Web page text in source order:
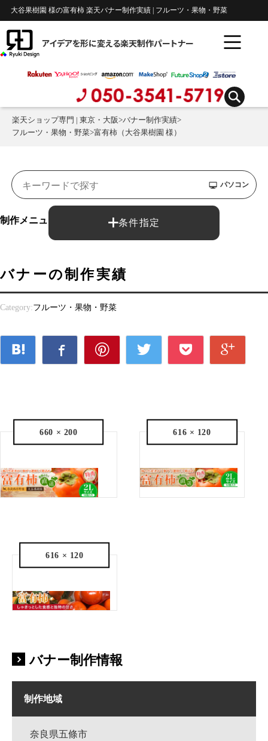
大谷果樹園 様の富有柿 楽天バナー制作実績 | フルーツ・果物・野菜
アイデアを形に変える楽天制作パートナー
楽天ショップ専門 | 東京・大阪>バナー制作実績>
フルーツ・果物・野菜>富有柿（大谷果樹園 様）
条件指定
パソコン
制作メニュー： バナー制作
バナーの制作実績
Category:フルーツ・果物・野菜
660 × 200 616 × 120
616 × 120
バナー制作情報
制作地域
奈良県五條市